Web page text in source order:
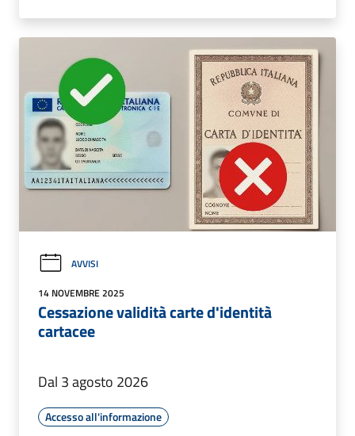
AVVISI
14 NOVEMBRE 2025
Cessazione validità carte d'identità
cartacee
Dal 3 agosto 2026
Accesso all'informazione